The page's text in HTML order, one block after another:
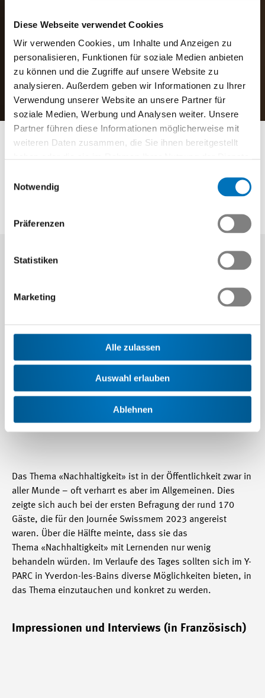
Diese Webseite verwendet Cookies
Wir verwenden Cookies, um Inhalte und Anzeigen zu
personalisieren, Funktionen für soziale Medien anbieten
zu können und die Zugriffe auf unsere Website zu
analysieren. Außerdem geben wir Informationen zu Ihrer
Verwendung unserer Website an unsere Partner für
soziale Medien, Werbung und Analysen weiter. Unsere
Partner führen diese Informationen möglicherweise mit
weiteren Daten zusammen, die Sie ihnen bereitgestellt
Notwendig
Präferenzen
Statistiken
Marketing
Alle zulassen
Auswahl erlauben
Ablehnen
Impulse für mehr
Nachhaltigkeit
Journée Swissmem 2023: Impulse für mehr Nachhaltigkeit
Ist das Thema Nachhaltigkeit in der
Berufsbildung mehr Traum als Wirklichkeit?
Der Journée Swissmem in Yverdon-les-Bains
zeigte, dass Nachhaltigkeit in den
Betrieben gelebt wird. Es besteht allerdings
noch Potenzial für Vertiefungen.
Das Thema «Nachhaltigkeit» ist in der Öffentlichkeit zwar in
aller Munde – oft verharrt es aber im Allgemeinen. Dies
zeigte sich auch bei der ersten Befragung der rund 170
Gäste, die für den Journée Swissmem 2023 angereist
waren. Über die Hälfte meinte, dass sie das
Thema «Nachhaltigkeit» mit Lernenden nur wenig
behandeln würden. Im Verlaufe des Tages sollten sich im Y-
PARC in Yverdon-les-Bains diverse Möglichkeiten bieten, in
das Thema einzutauchen und konkret zu werden.
Impressionen und Interviews (in Französisch)